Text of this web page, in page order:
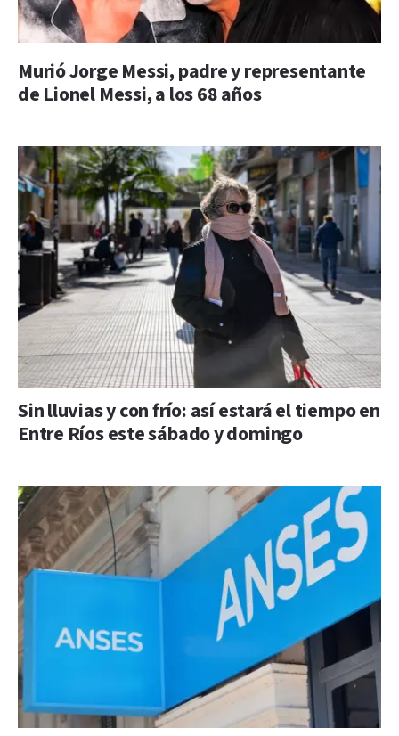
Murió Jorge Messi, padre y representante
de Lionel Messi, a los 68 años
Sin lluvias y con frío: así estará el tiempo en
Entre Ríos este sábado y domingo